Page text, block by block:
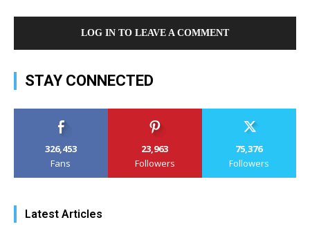
LOG IN TO LEAVE A COMMENT
STAY CONNECTED
326,453
Fans
23,963
Followers
75,376
Followers
Latest Articles